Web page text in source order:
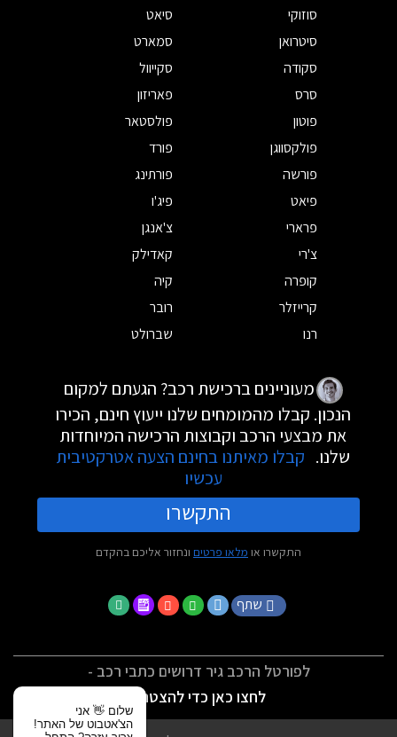
סוזוקי
סיאט
סיטרואן
סמארט
סקודה
סקייוול
סרס
פאריזון
פוטון
פולסטאר
פולקסווגן
פורד
פורשה
פורתינג
פיאט
פיג'ו
פרארי
צ'אנגן
צ'רי
קאדילק
קופרה
קיה
קרייזלר
רובר
רנו
שברולט
מעוניינים ברכישת רכב? הגעתם למקום
הנכון. קבלו מהמומחים שלנו ייעוץ חינם, הכירו
את מבצעי הרכב וקבוצות הרכישה המיוחדות
שלנו. קבלו מאיתנו בחינם הצעה אטרקטיבית
עכשיו
התקשרו
התקשרו או מלאו פרטים ונחזור אליכם בהקדם
שתף
לפורטל הרכב גיר דרושים כתבי רכב -
לחצו כאן כדי להצטרף
שלום 👋 אני
הצ'אטבוט של האתר!